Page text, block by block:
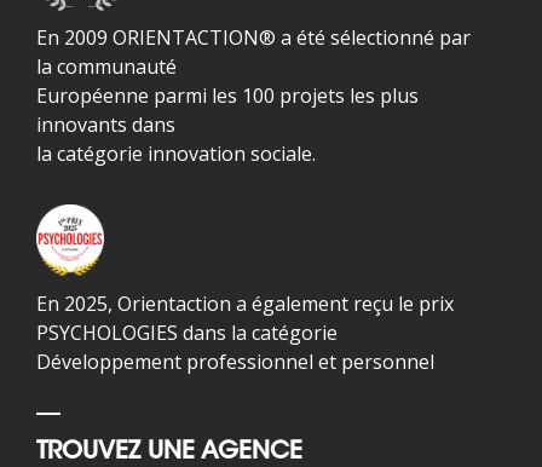
En 2009 ORIENTACTION® a été sélectionné par
la communauté
Européenne parmi les 100 projets les plus
innovants dans
la catégorie innovation sociale.
En 2025, Orientaction a également reçu le prix
PSYCHOLOGIES dans la catégorie
Développement professionnel et personnel
TROUVEZ UNE AGENCE